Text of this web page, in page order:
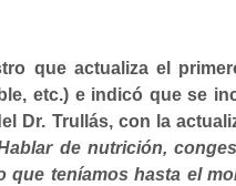
que actualiza el
etc.) e indicó que se
Dr. Trullás, con la
de nutrición,
teníamos hasta el